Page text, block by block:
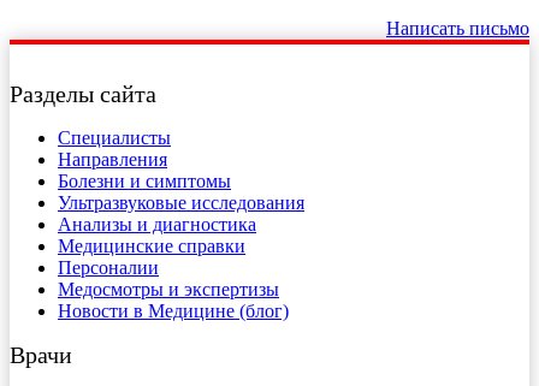
Написать письмо
Разделы сайта
Специалисты
Направления
Болезни и симптомы
Ультразвуковые исследования
Анализы и диагностика
Медицинские справки
Персоналии
Медосмотры и экспертизы
Новости в Медицине (блог)
Врачи